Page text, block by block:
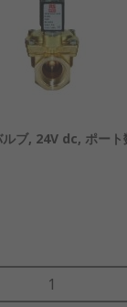
ルブ, 24V dc, ポー